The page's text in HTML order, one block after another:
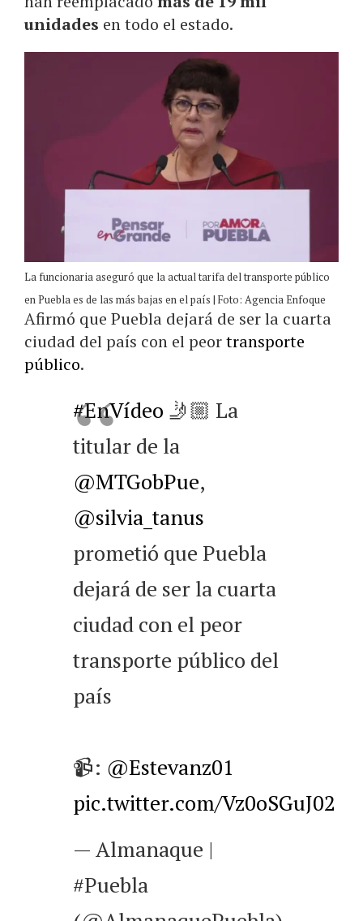
unidades en todo el estado.
La funcionaria aseguró que la actual tarifa del transporte público
en Puebla es de las más bajas en el país | Foto: Agencia Enfoque
Afirmó que Puebla dejará de ser la cuarta
ciudad del país con el peortransporte
público.
#EnVídeo 🤳🏼 La
titular de la
@MTGobPue,
@silvia_tanus
prometió que Puebla
dejará de ser la cuarta
ciudad con el peor
transporte público del
país
📹: @Estevanz01
pic.twitter.com/Vz0oSGuJ02
— Almanaque |
#Puebla